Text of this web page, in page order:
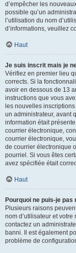
d’empêcher les
possible qu’un
l’utilisation du nom
d’informations, veuillez
Haut
Je suis inscrit mais je
Vérifiez en premier lieu
corrects. Si la
avoir en dessous de 13
instructions que vous
les nouvelles
un administrateur, avant
information était
courrier électronique,
courrier électronique,
de courrier électronique
pourriel. Si vous êtes
avez spécifiée était
Haut
Pourquoi ne puis-je pas
Plusieurs raisons
nom d’utilisateur et
contactez un
banni. Il est également
problème de